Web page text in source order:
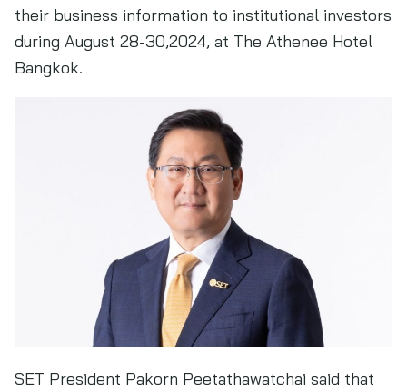
their business information to institutional investors
during August 28-30,2024, at The Athenee Hotel
Bangkok.
SET President Pakorn Peetathawatchai said that